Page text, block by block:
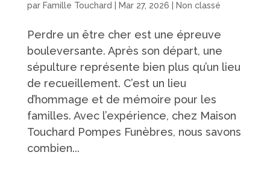
par Famille Touchard Mar 27, 2026 Non classé
Perdre un être cher est une épreuve
bouleversante. Après son départ, une
sépulture représente bien plus qu’un lieu
de recueillement. C’est un lieu
d’hommage et de mémoire pour les
familles. Avec l’expérience, chez Maison
Touchard Pompes Funèbres, nous savons
combien...